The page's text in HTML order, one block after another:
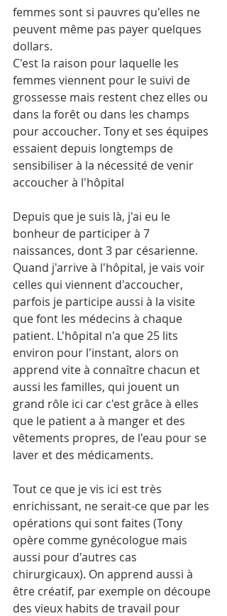
femmes sont si pauvres qu'elles ne
peuvent même pas payer quelques
dollars.
C'est la raison pour laquelle les
femmes viennent pour le suivi de
grossesse mais restent chez elles ou
dans la forêt ou dans les champs
pour accoucher. Tony et ses équipes
essaient depuis longtemps de
sensibiliser à la nécessité de venir
accoucher à l'hôpital
Depuis que je suis là, j'ai eu le
bonheur de participer à 7
naissances, dont 3 par césarienne.
Quand j'arrive à l'hôpital, je vais voir
celles qui viennent d'accoucher,
parfois je participe aussi à la visite
que font les médecins à chaque
patient. L'hôpital n'a que 25 lits
environ pour l'instant, alors on
apprend vite à connaître chacun et
aussi les familles, qui jouent un
grand rôle ici car c'est grâce à elles
que le patient a à manger et des
vêtements propres, de l'eau pour se
laver et des médicaments.
Tout ce que je vis ici est très
enrichissant, ne serait-ce que par les
opérations qui sont faites (Tony
opère comme gynécologue mais
aussi pour d'autres cas
chirurgicaux). On apprend aussi à
être créatif, par exemple on découpe
des vieux habits de travail pour